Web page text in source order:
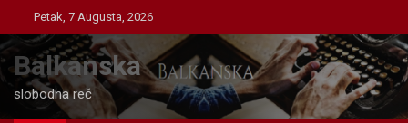
to
content
Petak, 7 Augusta, 2026
Balkanska
slobodna reč